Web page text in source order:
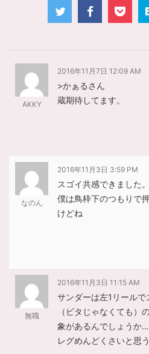
AKKY
2016年11月7日 12:09 AM
>かぁるさん
蔵期待してます。
なのん
2016年11月3日 3:59 PM
スゴイ共感できました。
僕は鳥枠下のつもりで
けどね
無職
2016年11月3日 11:15 AM
サンダーは左1リール
（ビタじゃなくても）
象があるんでしょうか
レグめんどくさいと思